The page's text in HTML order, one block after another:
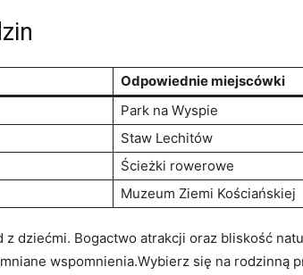
Odpowiednie miejscówki
Park na Wyspie
Staw Lechitów
Ścieżki rowerowe
Muzeum Ziemi Kościańskiej
dziećmi. Bogactwo atrakcji oraz bliskość
wspomnienia.Wybierz się na rodzinną